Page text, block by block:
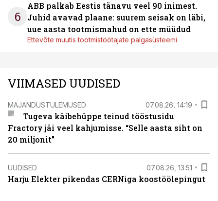
6
ABB palkab Eestis tänavu veel 90 inimest.
Juhid avavad plaane: suurem seisak on läbi,
uue aasta tootmismahud on ette müüdud
Ettevõte muutis tootmistöötajate palgasüsteemi
VIIMASED UUDISED
MAJANDUSTULEMUSED 07.08.26, 14:19
Tugeva käibehüppe teinud tööstusidu
Fractory jäi veel kahjumisse. “Selle aasta siht on
20 miljonit”
UUDISED 07.08.26, 13:51
Harju Elekter pikendas CERNiga koostöölepingut